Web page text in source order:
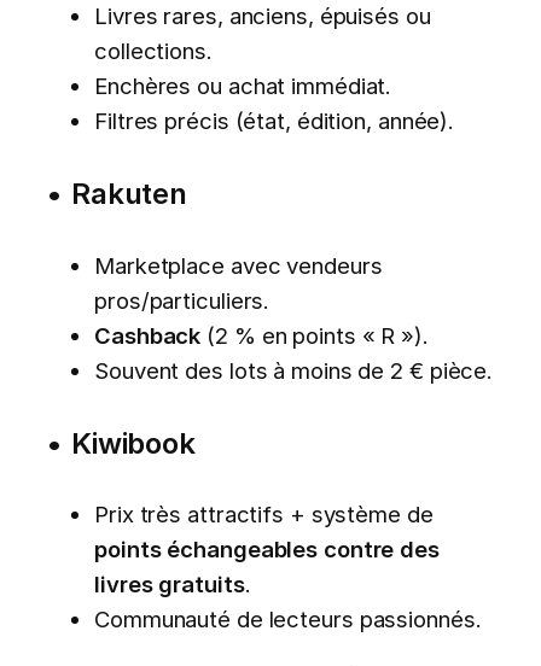
Livres rares, anciens, épuisés ou
collections.
Enchères ou achat immédiat.
Filtres précis (état, édition, année).
• Rakuten
Marketplace avec vendeurs
pros/particuliers.
Cashback (2 % en points « R »).
Souvent des lots à moins de 2 € pièce.
• Kiwibook
Prix très attractifs + système de
points échangeables contre des
livres gratuits.
Communauté de lecteurs passionnés.